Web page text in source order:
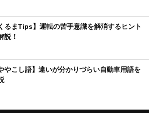
くるまTips】運転の苦手意識を解消するヒント
説！
ややこし語】違いが分かりづらい自動車用語を